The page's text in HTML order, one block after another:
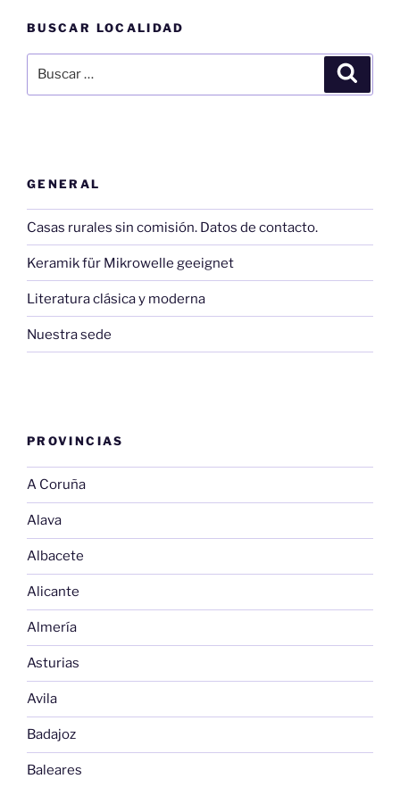
BUSCAR LOCALIDAD
por:
GENERAL
Casas rurales sin comisión. Datos de contacto.
Keramik für Mikrowelle geeignet
Literatura clásica y moderna
Nuestra sede
PROVINCIAS
A Coruña
Alava
Albacete
Alicante
Almería
Asturias
Avila
Badajoz
Baleares